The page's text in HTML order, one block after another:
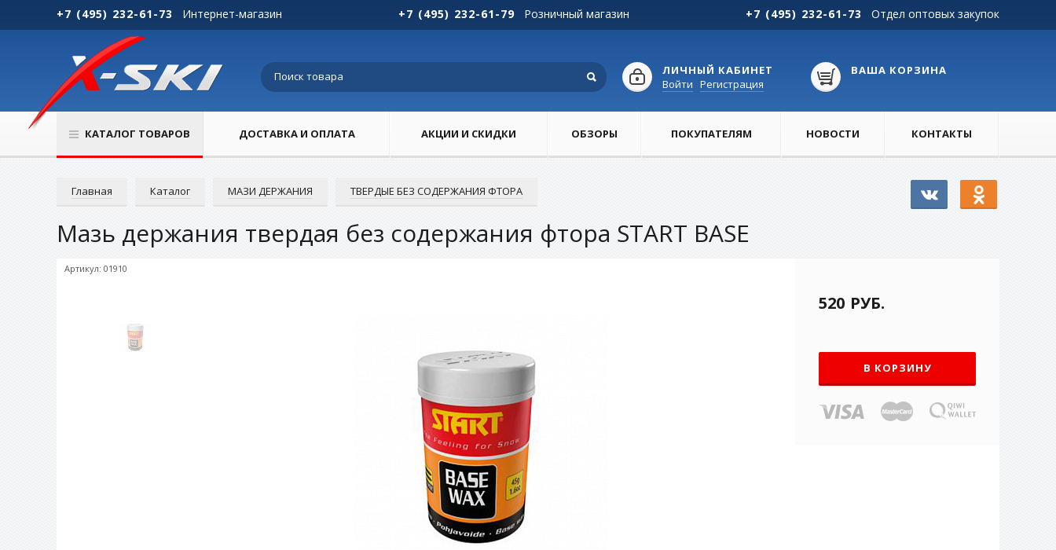
+7 (495) 232-61-73 Интернет-магазин +7 (495) 232-61-79 Розничный магазин +7 (495) 232-61-73 Отдел оптовых закупок
ЛИЧНЫЙ КАБИНЕТ
Войти Регистрация
ВАША КОРЗИНА
КАТАЛОГ ТОВАРОВ ДОСТАВКА И ОПЛАТА АКЦИИ И СКИДКИ ОБЗОРЫ ПОКУПАТЕЛЯМ НОВОСТИ КОНТАКТЫ
Главная Каталог МАЗИ ДЕРЖАНИЯ ТВЕРДЫЕ БЕЗ СОДЕРЖАНИЯ ФТОРА
Мазь держания твердая без содержания фтора START BASE
Артикул: 01910
520 РУБ.
В КОРЗИНУ